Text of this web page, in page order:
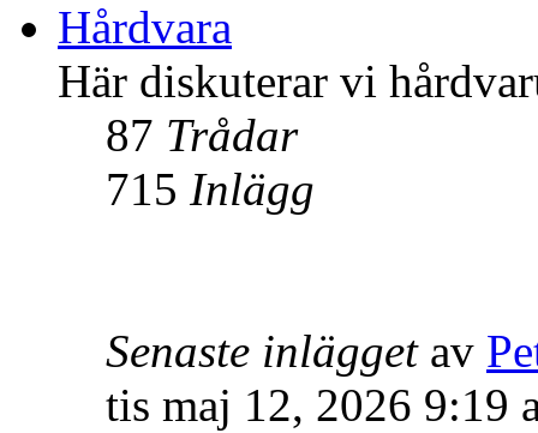
Hårdvara
Här diskuterar vi
87 Trådar
715 Inlägg
Senaste inläggetav
tis maj 12, 2026 9:19